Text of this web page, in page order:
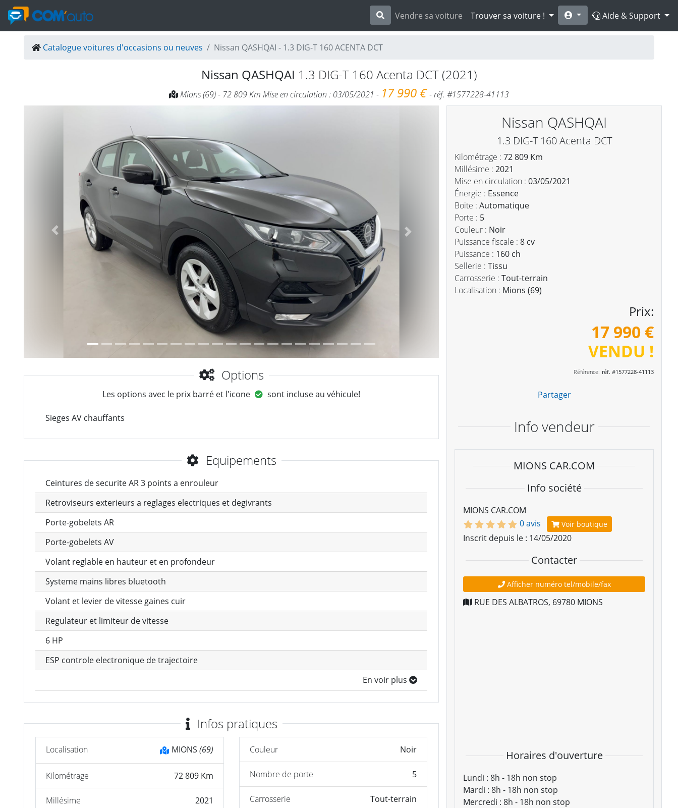
Vendre sa voiture Trouver sa voiture ! Aide & Support
Catalogue voitures d'occasions ou neuves Nissan QASHQAI - 1.3 DIG-T 160 ACENTA DCT
Nissan QASHQAI 1.3 DIG-T 160 Acenta DCT (2021)
Mions (69) - 72 809 Km Mise en circulation : 03/05/2021 - 17 990 €- réf. #1577228-41113
Précèdent
Suivant
Options
Les options avec le prix barré et l'icone sont incluse au véhicule!
Sieges AV chauffants
Equipements
Ceintures de securite AR 3 points a enrouleur
Retroviseurs exterieurs a reglages electriques et degivrants
Porte-gobelets AR
Porte-gobelets AV
Volant reglable en hauteur et en profondeur
Systeme mains libres bluetooth
Volant et levier de vitesse gaines cuir
Regulateur et limiteur de vitesse
6 HP
ESP controle electronique de trajectoire
En voir plus
Infos pratiques
Localisation MIONS (69)
Kilométrage 72 809 Km
Millésime 2021
Couleur Noir
Nombre de porte 5
Carrosserie Tout-terrain
Nissan QASHQAI
1.3 DIG-T 160 Acenta DCT
Kilométrage :72 809 Km
Millésime : 2021
Mise en circulation : 03/05/2021
Énergie : Essence
Boite : Automatique
Porte : 5
Couleur : Noir
Puissance fiscale : 8 cv
Puissance : 160 ch
Sellerie : Tissu
Carrosserie : Tout-terrain
Localisation : Mions (69)
Prix:
17 990 €
VENDU !
Référence: réf. #1577228-41113
Partager
Info vendeur
MIONS CAR.COM
Info société
MIONS CAR.COM
0 avis
Voir boutique
Inscrit depuis le : 14/05/2020
Contacter
Afficher numéro tel/mobile/fax
RUE DES ALBATROS, 69780 MIONS
Horaires d'ouverture
Lundi :8h - 18h non stop
Mardi :8h - 18h non stop
Mercredi :8h - 18h non stop